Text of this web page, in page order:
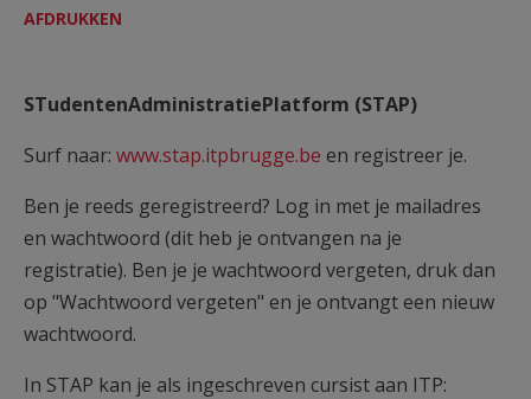
STARTPAGINA PORTAAL
AFDRUKKEN
STudentenAdministratiePlatform (STAP)
Surf naar: www.stap.itpbrugge.be en registreer je.
Ben je reeds geregistreerd? Log in met je mailadres
en wachtwoord (dit heb je ontvangen na je
registratie). Ben je je wachtwoord vergeten, druk dan
op "Wachtwoord vergeten" en je ontvangt een nieuw
wachtwoord.
In STAP kan je als ingeschreven cursist aan ITP: